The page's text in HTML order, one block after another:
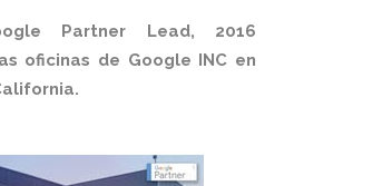
Partner Lead, 2016
oficinas de Google INC en